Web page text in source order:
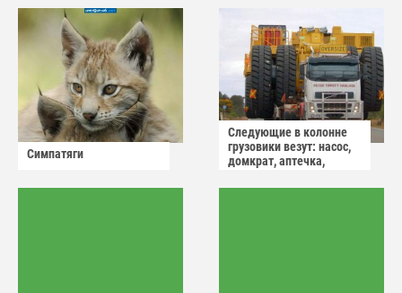
Симпатяги
Следующие в колонне
грузовики везут: насос,
домкрат, аптечка,